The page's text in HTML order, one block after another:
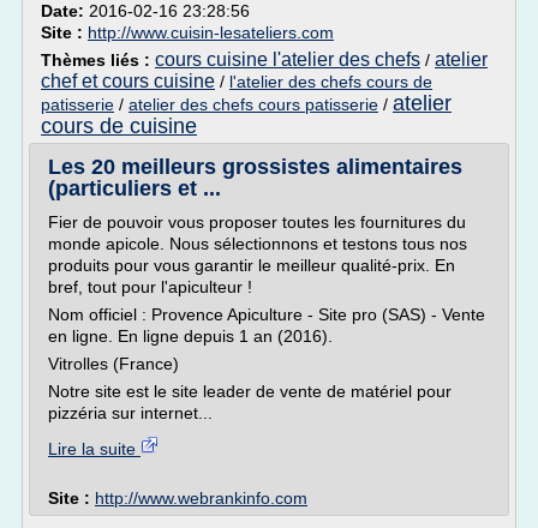
Date: 2016-02-16 23:28:56
Site : http://www.cuisin-lesateliers.com
Thèmes liés : cours cuisine l'atelier des chefs / atelier
chef et cours cuisine / l'atelier des chefs cours de
patisserie / atelier des chefs cours patisserie / atelier
cours de cuisine
Les 20 meilleurs grossistes alimentaires
(particuliers et ...
Fier de pouvoir vous proposer toutes les fournitures du
monde apicole. Nous sélectionnons et testons tous nos
produits pour vous garantir le meilleur qualité-prix. En
bref, tout pour l'apiculteur !
Nom officiel : Provence Apiculture - Site pro (SAS) - Vente
en ligne. En ligne depuis 1 an (2016).
Vitrolles (France)
Notre site est le site leader de vente de matériel pour
pizzéria sur internet...
Lire la suite
Site : http://www.webrankinfo.com